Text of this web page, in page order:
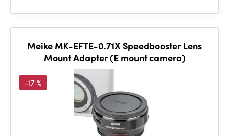
Meike MK-EFTE-0.71X Speedbooster Lens
Mount Adapter (E mount camera)
-17 %